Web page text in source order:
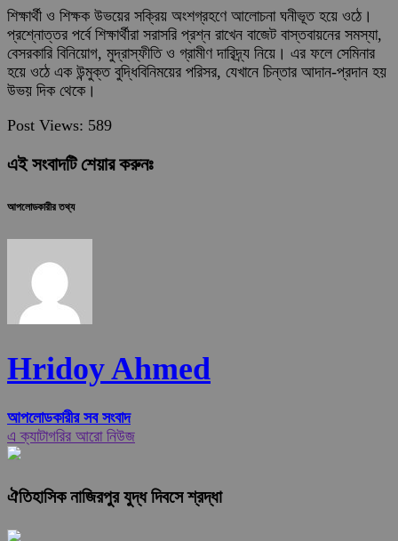
শিক্ষার্থী ও শিক্ষক উভয়ের সক্রিয় অংশগ্রহণে আলোচনা ঘনীভূত হয়ে ওঠে।
প্রশ্নোত্তর পর্বে শিক্ষার্থীরা সরাসরি প্রশ্ন রাখেন বাজেট বাস্তবায়নের সমস্যা,
বেসরকারি বিনিয়োগ, মুদ্রাস্ফীতি ও গ্রামীণ দারিদ্র্য নিয়ে। এর ফলে সেমিনার
হয়ে ওঠে এক উন্মুক্ত বুদ্ধিবিনিময়ের পরিসর, যেখানে চিন্তার আদান-প্রদান হয়
উভয় দিক থেকে।
Post Views: 589
এই সংবাদটি শেয়ার করুনঃ
আপলোডকারীর তথ্য
Hridoy Ahmed
আপলোডকারীর সব সংবাদ
এ ক্যাটাগরির আরো নিউজ
ঐতিহাসিক নাজিরপুর যুদ্ধ দিবসে শ্রদ্ধা